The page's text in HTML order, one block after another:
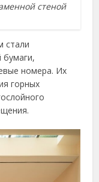
стеной
стали
бумаги,
номера. Их
горных